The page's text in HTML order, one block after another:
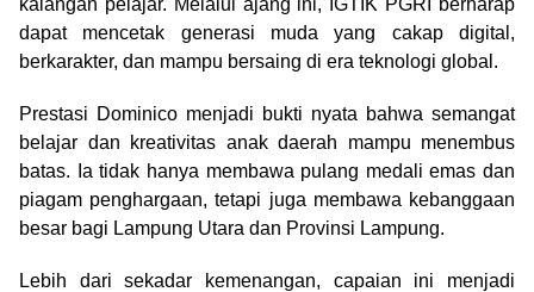
dapat mencetak generasi muda yang cakap digital,
berkarakter, dan mampu bersaing di era teknologi global.
Prestasi Dominico menjadi bukti nyata bahwa semangat
belajar dan kreativitas anak daerah mampu menembus
batas. Ia tidak hanya membawa pulang medali emas dan
piagam penghargaan, tetapi juga membawa kebanggaan
besar bagi Lampung Utara dan Provinsi Lampung.
Lebih dari sekadar kemenangan, capaian ini menjadi